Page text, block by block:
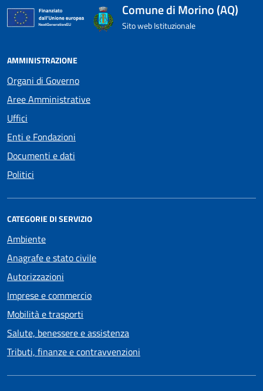
Comune di Morino (AQ)
Sito web Istituzionale
AMMINISTRAZIONE
Organi di Governo
Aree Amministrative
Uffici
Enti e Fondazioni
Documenti e dati
Politici
CATEGORIE DI SERVIZIO
Ambiente
Anagrafe e stato civile
Autorizzazioni
Imprese e commercio
Mobilità e trasporti
Salute, benessere e assistenza
Tributi, finanze e contravvenzioni